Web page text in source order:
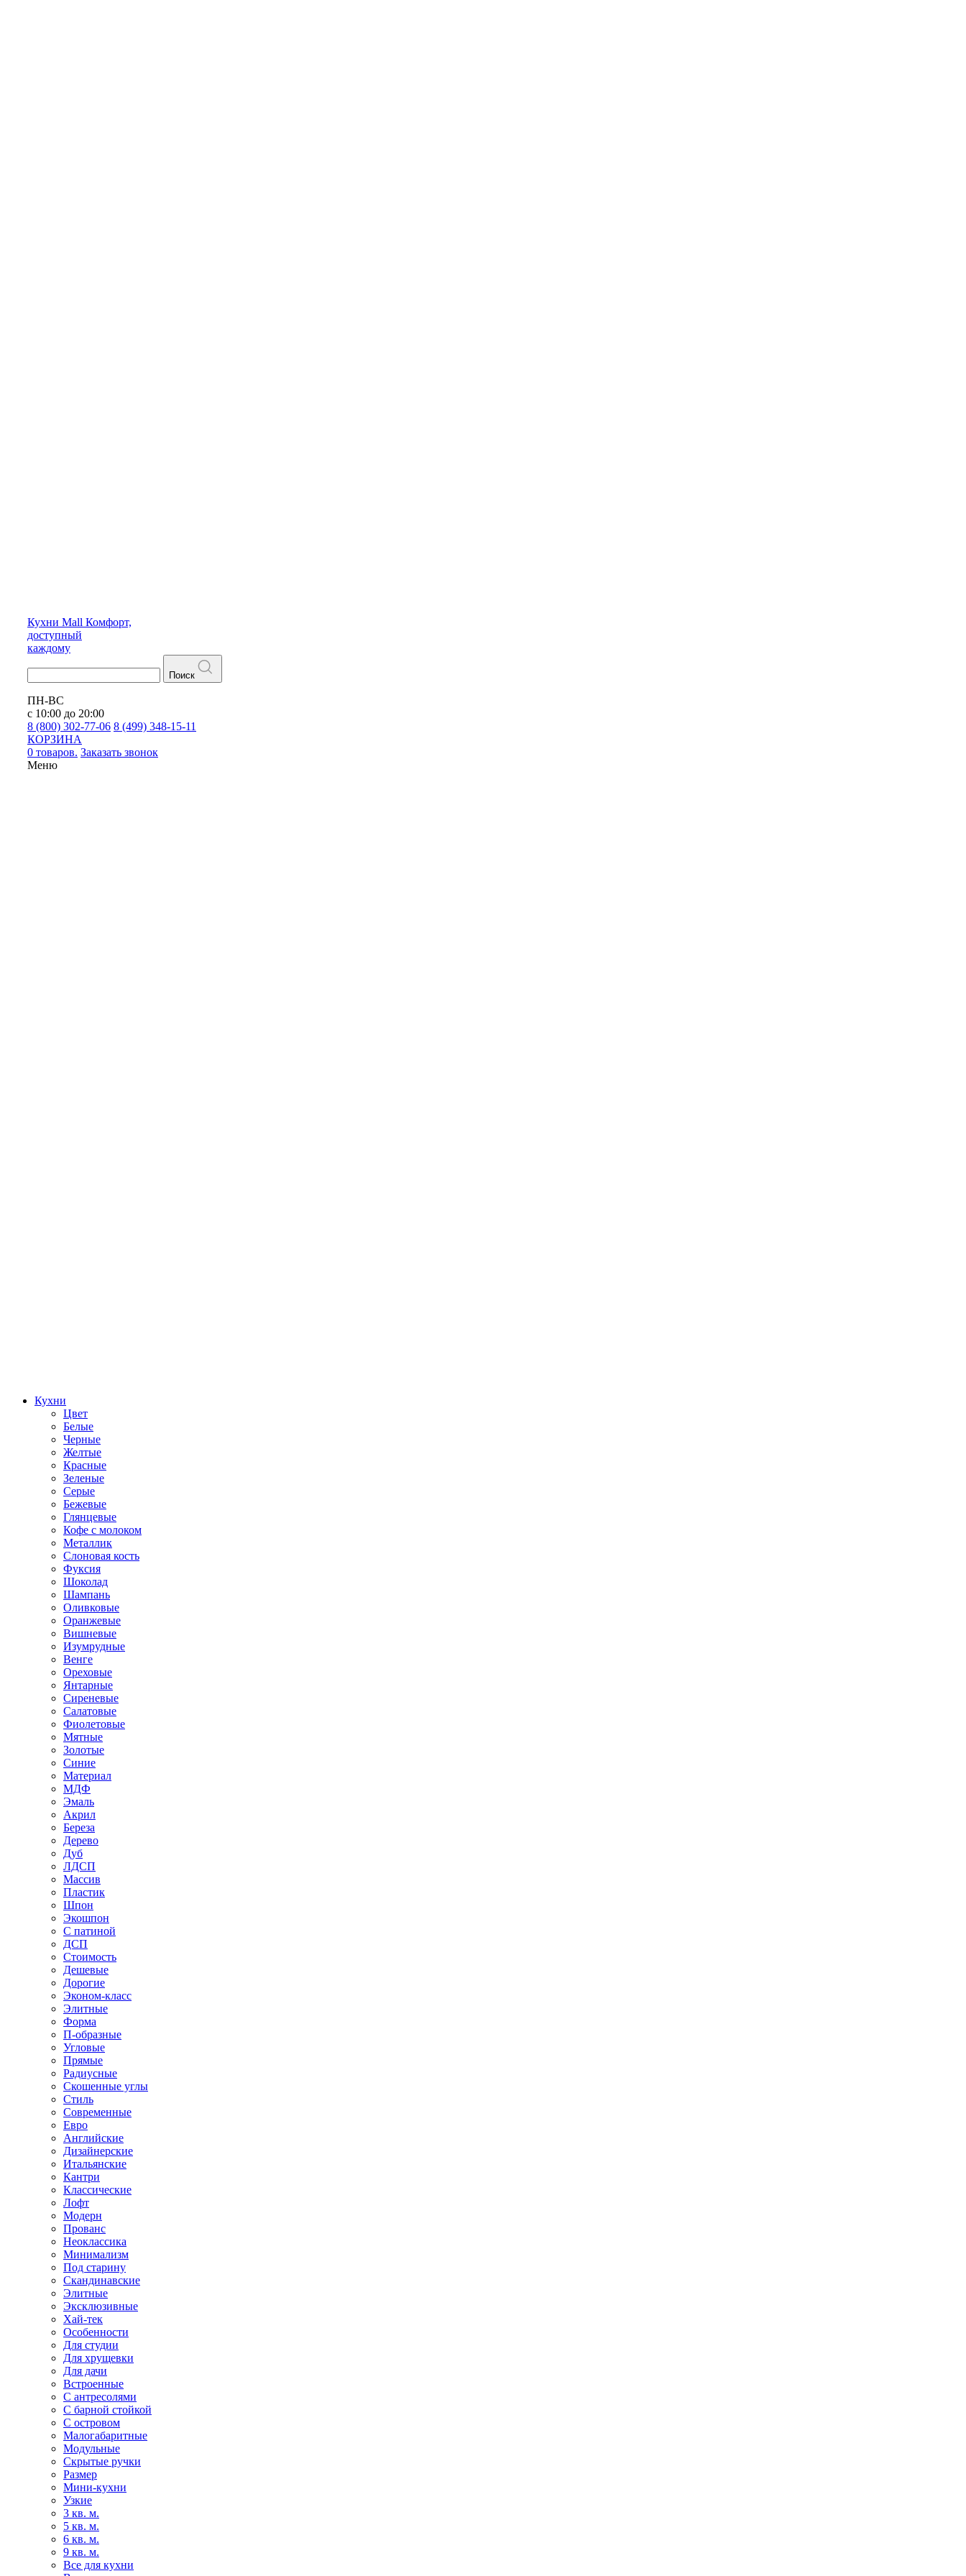
Кухни Mall Комфорт,
доступный
каждому
Поиск
ПН-ВС
с 10:00 до 20:00
8 (800) 302-77-06 8 (499) 348-15-11
КОРЗИНА
0 товаров. Заказать звонок
Меню
Кухни
Цвет
Белые
Черные
Желтые
Красные
Зеленые
Серые
Бежевые
Глянцевые
Кофе с молоком
Металлик
Слоновая кость
Фуксия
Шоколад
Шампань
Оливковые
Оранжевые
Вишневые
Изумрудные
Венге
Ореховые
Янтарные
Сиреневые
Салатовые
Фиолетовые
Мятные
Золотые
Синие
Материал
МДФ
Эмаль
Акрил
Береза
Дерево
Дуб
ЛДСП
Массив
Пластик
Шпон
Экошпон
С патиной
ДСП
Стоимость
Дешевые
Дорогие
Эконом-класс
Элитные
Форма
П-образные
Угловые
Прямые
Радиусные
Скошенные углы
Стиль
Современные
Евро
Английские
Дизайнерские
Итальянские
Кантри
Классические
Лофт
Модерн
Прованс
Неоклассика
Минимализм
Под старину
Скандинавские
Элитные
Эксклюзивные
Хай-тек
Особенности
Для студии
Для хрущевки
Для дачи
Встроенные
С антресолями
С барной стойкой
С островом
Малогабаритные
Модульные
Скрытые ручки
Размер
Мини-кухни
Узкие
3 кв. м.
5 кв. м.
6 кв. м.
9 кв. м.
Все для кухни